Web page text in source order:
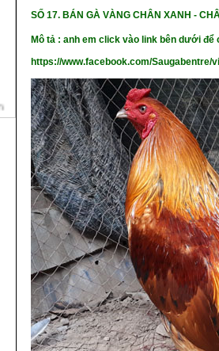
SỐ 17.BÁN GÀ VÀNG CHÂN XANH -
Mô tả : anh em click vào link bên dưới để
https://www.facebook.com/Saugabentre/